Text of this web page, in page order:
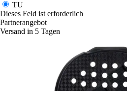
TU
Dieses Feld ist erforderlich
Partnerangebot
Versand in 5 Tagen